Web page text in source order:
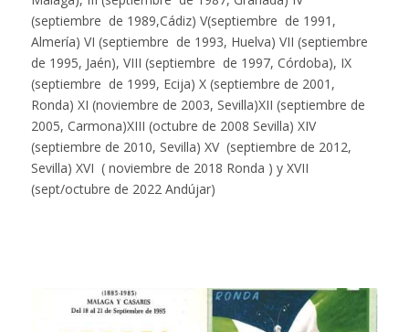
(septiembre de 1989,Cádiz) V(septiembre de 1991,
Almería) VI (septiembre de 1993, Huelva) VII (septiembre
de 1995, Jaén), VIII (septiembre de 1997, Córdoba), IX
(septiembre de 1999, Ecija) X (septiembre de 2001,
Ronda) XI (noviembre de 2003, Sevilla)XII (septiembre de
2005, Carmona)XIII (octubre de 2008 Sevilla) XIV
(septiembre de 2010, Sevilla) XV (septiembre de 2012,
Sevilla) XVI ( noviembre de 2018 Ronda ) y XVII
(sept/octubre de 2022 Andújar)